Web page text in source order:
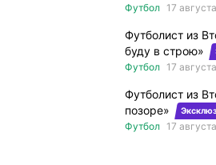
Футбол 17
Футболист из
буду в строю»
Футбол 17
Футболист из
позоре»
Футбол 17